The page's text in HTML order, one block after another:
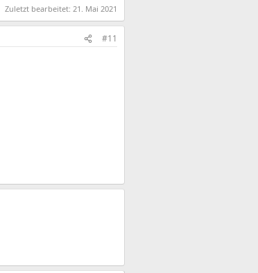
Zuletzt bearbeitet: 21. Mai 2021
#11